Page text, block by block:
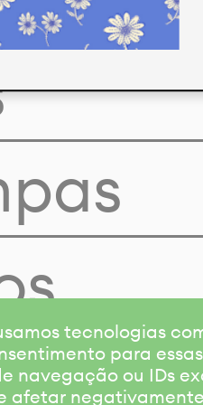
tecnologias
para
navegação ou IDs